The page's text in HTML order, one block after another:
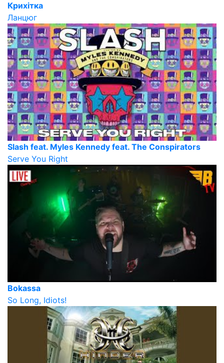
Крихітка
Ланцюг
Slash feat. Myles Kennedy feat. The Conspirators
Serve You Right
Bokassa
So Long, Idiots!